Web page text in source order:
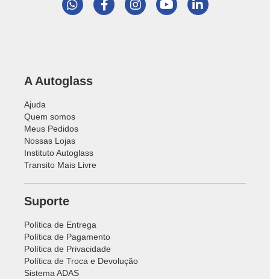
A Autoglass
Ajuda
Quem somos
Meus Pedidos
Nossas Lojas
Instituto Autoglass
Transito Mais Livre
Suporte
Política de Entrega
Política de Pagamento
Política de Privacidade
Política de Troca e Devolução
Sistema ADAS